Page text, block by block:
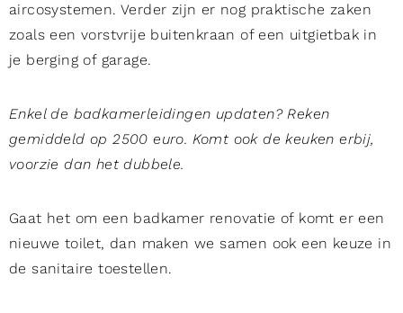
aircosystemen. Verder zijn er nog praktische zaken
zoals een vorstvrije buitenkraan of een uitgietbak in
je berging of garage.
Enkel de badkamerleidingen updaten? Reken
gemiddeld op 2500 euro. Komt ook de keuken erbij,
voorzie dan het dubbele.
Gaat het om een badkamer renovatie of komt er een
nieuwe toilet, dan maken we samen ook een keuze in
de sanitaire toestellen.